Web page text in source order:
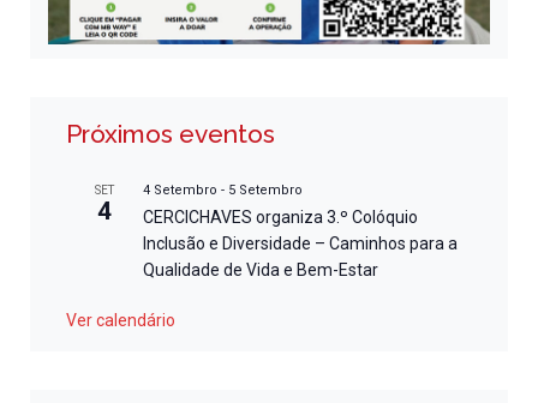
Próximos eventos
SET
4
4 Setembro - 5 Setembro
CERCICHAVES organiza 3.º Colóquio
Inclusão e Diversidade – Caminhos para a
Qualidade de Vida e Bem-Estar
Ver calendário